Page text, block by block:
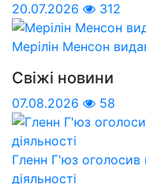
20.07.2026
312
Мерілін Менсон
Свіжі новини
07.08.2026 58
Гленн Г'юз оголосив
діяльності